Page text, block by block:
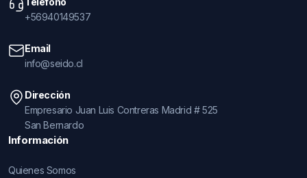
+56940149537
Email
info@seido.cl
Dirección
Empresario Juan Luis Contreras Madrid # 525
San Bernardo
Información
Quienes Somos